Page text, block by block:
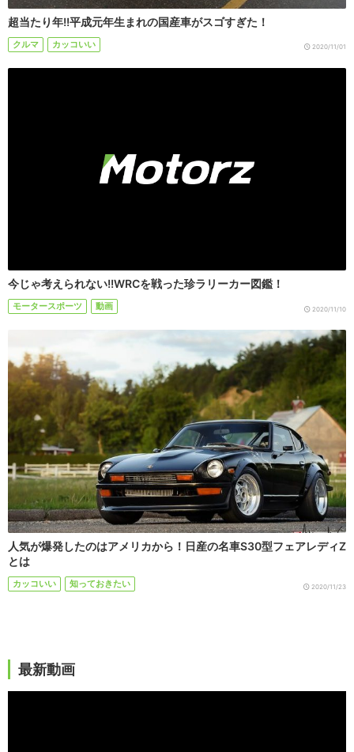
超当たり年!!平成元年生まれの国産車がスゴすぎた！
クルマ カッコいい 2020/11/01
今じゃ考えられない!!WRCを戦った珍ラリーカー図鑑！
モータースポーツ 動画 2020/11/10
人気が爆発したのはアメリカから！日産の名車S30型フェアレディZ
とは
カッコいい 知っておきたい 2020/11/23
最新動画